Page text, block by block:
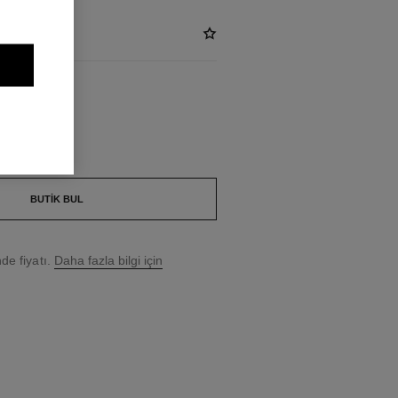
BUTIK BUL
fiyatı. Daha fazla bilgi için